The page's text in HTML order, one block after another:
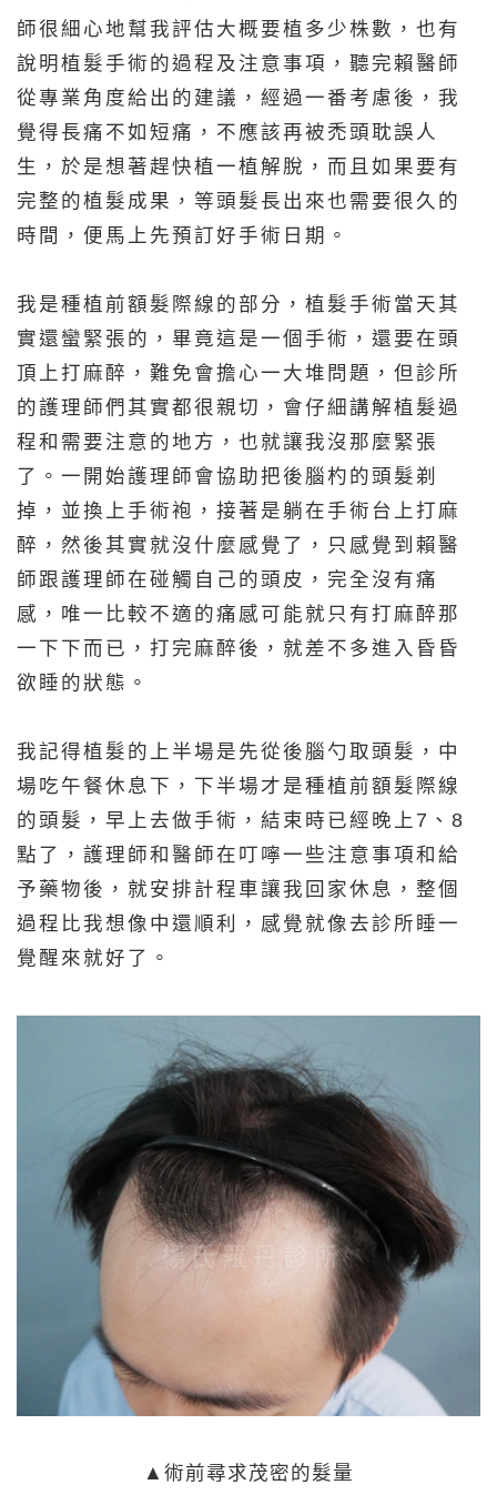
師很細心地幫我評估大概要植多少株數，也有
說明植髮手術的過程及注意事項，聽完賴醫師
從專業角度給出的建議，經過一番考慮後，我
覺得長痛不如短痛，不應該再被禿頭耽誤人
生，於是想著趕快植一植解脫，而且如果要有
完整的植髮成果，等頭髮長出來也需要很久的
時間，便馬上先預訂好手術日期。
我是種植前額髮際線的部分，植髮手術當天其
實還蠻緊張的，畢竟這是一個手術，還要在頭
頂上打麻醉，難免會擔心一大堆問題，但診所
的護理師們其實都很親切，會仔細講解植髮過
程和需要注意的地方，也就讓我沒那麼緊張
了。一開始護理師會協助把後腦杓的頭髮剃
掉，並換上手術袍，接著是躺在手術台上打麻
醉，然後其實就沒什麼感覺了，只感覺到賴醫
師跟護理師在碰觸自己的頭皮，完全沒有痛
感，唯一比較不適的痛感可能就只有打麻醉那
一下下而已，打完麻醉後，就差不多進入昏昏
欲睡的狀態。
我記得植髮的上半場是先從後腦勺取頭髮，中
場吃午餐休息下，下半場才是種植前額髮際線
的頭髮，早上去做手術，結束時已經晚上7、8
點了，護理師和醫師在叮嚀一些注意事項和給
予藥物後，就安排計程車讓我回家休息，整個
過程比我想像中還順利，感覺就像去診所睡一
覺醒來就好了。
▲術前尋求茂密的髮量